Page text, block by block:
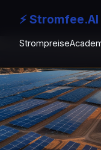
⚡ Stromfee.AI
Strompreise